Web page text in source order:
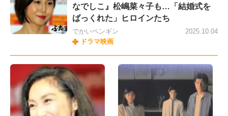
なでしこ』松嶋菜々子も…「結婚式を
ばっくれた」ヒロインたち
でかいペンギン
ドラマ映画
2025.10.04